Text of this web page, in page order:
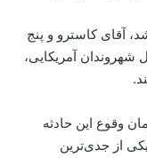
آقای کاسترو و پنج
شهروندان آمریکایی،
است، در زمان وقوع این حادثه
از جدی‌ترین